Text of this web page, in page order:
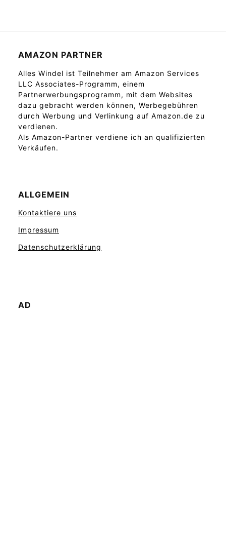
AMAZON PARTNER
Alles Windel ist Teilnehmer am Amazon Services
LLC Associates-Programm, einem
Partnerwerbungsprogramm, mit dem Websites
dazu gebracht werden können, Werbegebühren
durch Werbung und Verlinkung auf Amazon.de zu
verdienen.
Als Amazon-Partner verdiene ich an qualifizierten
Verkäufen.
ALLGEMEIN
Kontaktiere uns
Impressum
Datenschutzerklärung
AD